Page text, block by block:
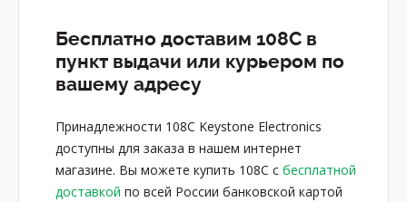
Бесплатно доставим 108C в
пункт выдачи или курьером по
вашему адресу
Принадлежности 108C Keystone Electronics
доступны для заказа в нашем интернет
магазине. Вы можете купить 108C с бесплатной
доставкой по всей России банковской картой